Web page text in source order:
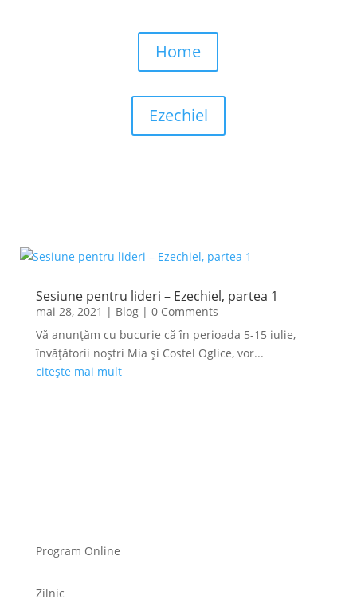
Home
Ezechiel
Sesiune pentru lideri – Ezechiel, partea 1
mai 28, 2021 | Blog| 0 Comments
Vă anunțăm cu bucurie că în perioada 5-15 iulie,
învățătorii noștri Mia și Costel Oglice, vor...
citește mai mult
Program Online
Zilnic